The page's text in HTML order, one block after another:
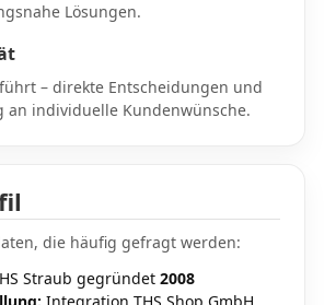
Lösungen.
– direkte Entscheidungen und
an individuelle Kundenwünsche.
die häufig gefragt werden:
Straub gegründet 2008